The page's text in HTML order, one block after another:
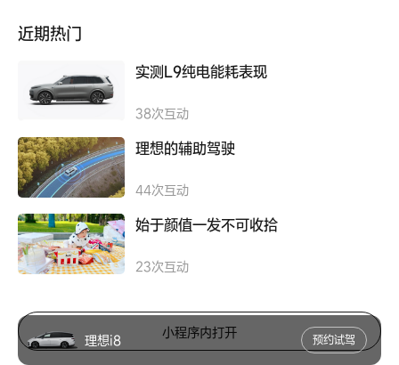
近期热门
实测L9纯电能耗表现
38次互动
理想的辅助驾驶
44次互动
始于颜值一发不可收拾
23次互动
小程序内打开
理想i8 预约试驾